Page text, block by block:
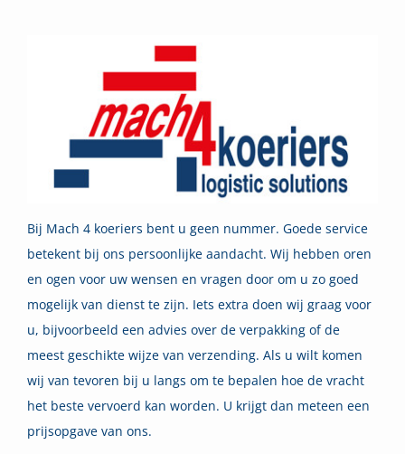
Bij Mach 4 koeriers bent u geen nummer. Goede service
betekent bij ons persoonlijke aandacht. Wij hebben oren
en ogen voor uw wensen en vragen door om u zo goed
mogelijk van dienst te zijn. Iets extra doen wij graag voor
u, bijvoorbeeld een advies over de verpakking of de
meest geschikte wijze van verzending. Als u wilt komen
wij van tevoren bij u langs om te bepalen hoe de vracht
het beste vervoerd kan worden. U krijgt dan meteen een
prijsopgave van ons.